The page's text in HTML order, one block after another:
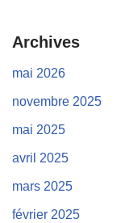
Archives
mai 2026
novembre 2025
mai 2025
avril 2025
mars 2025
février 2025